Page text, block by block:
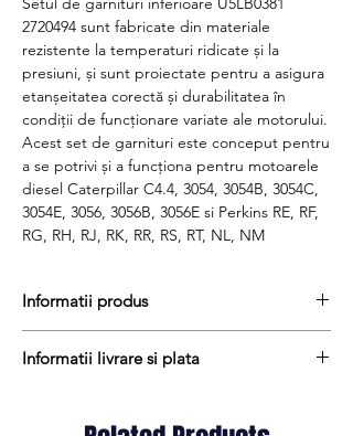
2720494 sunt fabricate din materiale
rezistente la temperaturi ridicate și la
presiuni, și sunt proiectate pentru a asigura
etanșeitatea corectă și durabilitatea în
condiții de funcționare variate ale motorului.
Acest set de garnituri este conceput pentru
a se potrivi și a funcționa pentru motoarele
diesel Caterpillar C4.4, 3054, 3054B, 3054C,
3054E, 3056, 3056B, 3056E si Perkins RE, RF,
RG, RH, RJ, RK, RR, RS, RT, NL, NM
Informatii produs
livrare
Informatii livrare si plata
expediate in termen de 1 - 2 zile lucratoare